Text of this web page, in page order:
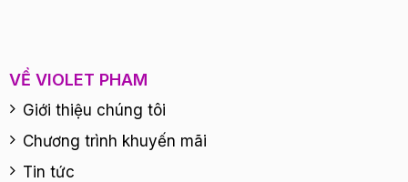
VỀ VIOLET PHAM
Giới thiệu chúng tôi
Chương trình khuyến mãi
Tin tức